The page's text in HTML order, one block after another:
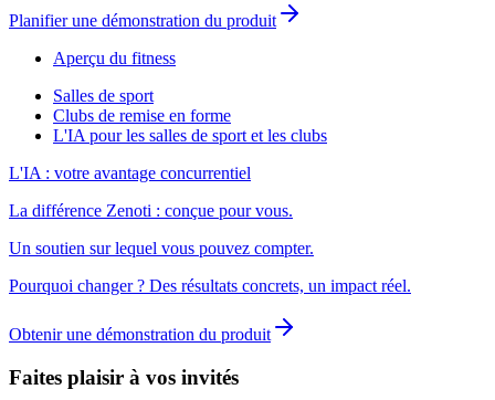
Planifier une démonstration du produit
Aperçu du fitness
Salles de sport
Clubs de remise en forme
L'IA pour les salles de sport et les clubs
L'IA : votre avantage concurrentiel
La différence Zenoti : conçue pour vous.
Un soutien sur lequel vous pouvez compter.
Pourquoi changer ? Des résultats concrets, un impact réel.
Obtenir une démonstration du produit
Faites plaisir à vos invités